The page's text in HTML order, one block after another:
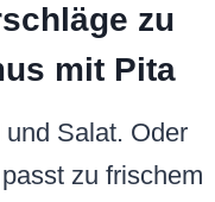
zu
mit Pita
Salat. Oder
zu frischem